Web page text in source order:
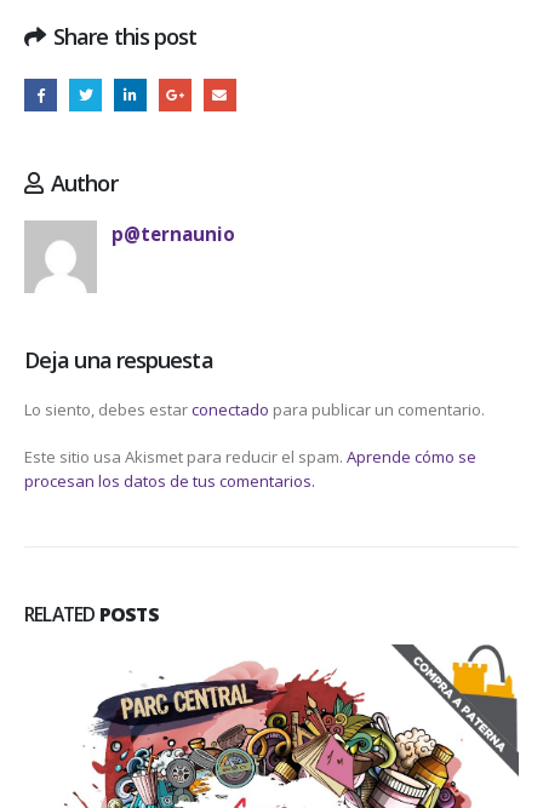
Share this post
Author
p@ternaunio
Deja una respuesta
Lo siento, debes estarconectado para publicar un comentario.
Este sitio usa Akismet para reducir el spam. Aprende cómo se
procesan los datos de tus comentarios.
RELATED POSTS